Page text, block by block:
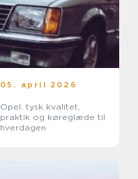
05. april 2026
Opel: tysk kvalitet,
praktik og køreglæde til
hverdagen